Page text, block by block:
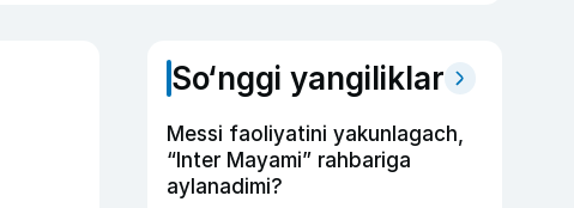
So‘nggi yangiliklar
Messi faoliyatini yakunlagach,
“Inter Mayami” rahbariga
aylanadimi?